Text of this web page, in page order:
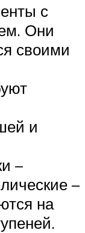
с
Они
своими
и
–
–
на